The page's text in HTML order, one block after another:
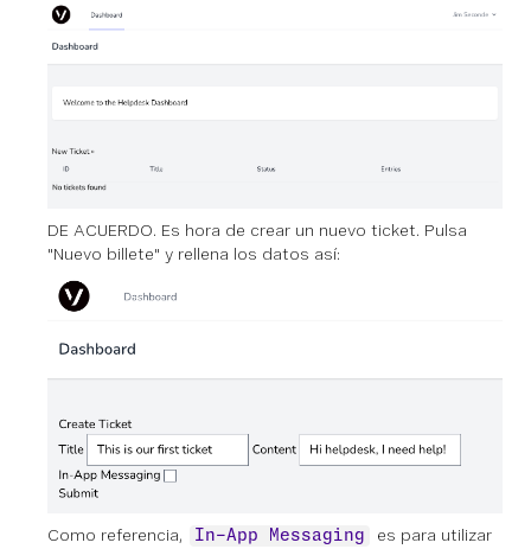
DE ACUERDO. Es hora de crear un nuevo ticket. Pulsa
"Nuevo billete" y rellena los datos así:
Como referencia, In-App Messaging
es para utilizar